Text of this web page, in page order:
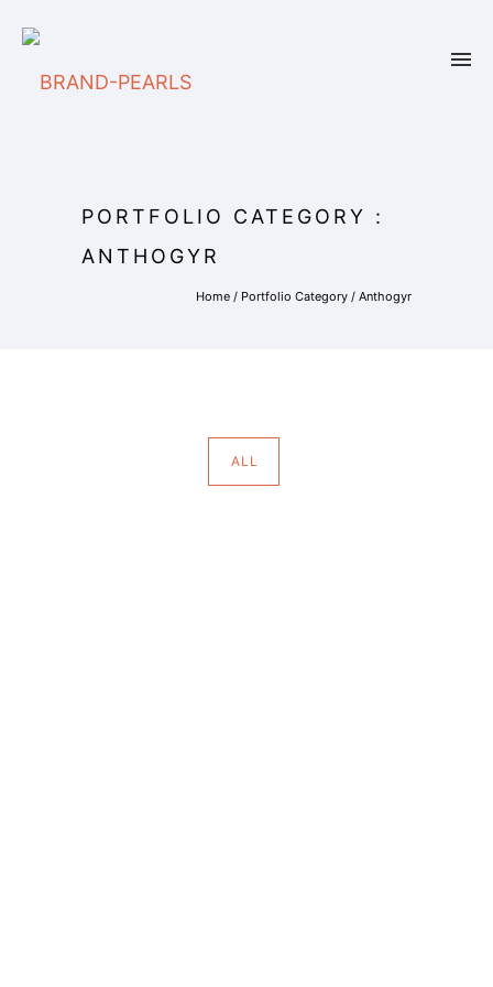
PORTFOLIO CATEGORY :
ANTHOGYR
Home / Portfolio Category / Anthogyr
ALL